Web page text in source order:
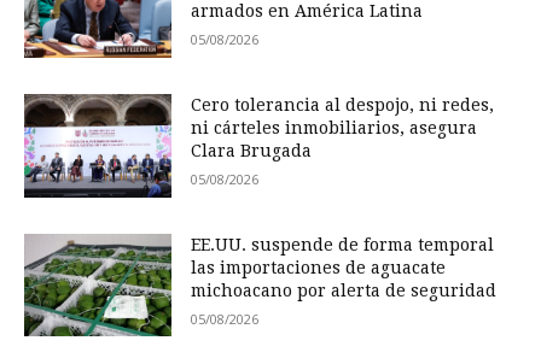
armados en América Latina
05/08/2026
Cero tolerancia al despojo, ni redes,
ni cárteles inmobiliarios, asegura
Clara Brugada
05/08/2026
EE.UU. suspende de forma temporal
las importaciones de aguacate
michoacano por alerta de seguridad
05/08/2026